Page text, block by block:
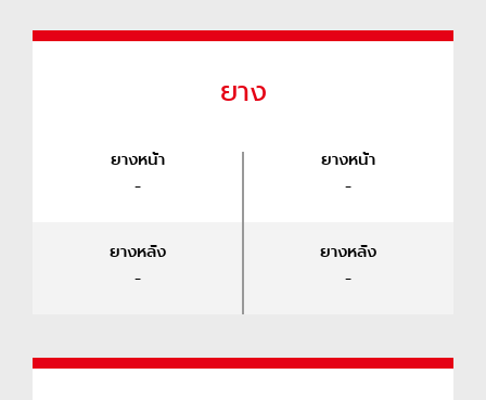
ยาง
ยางหน้า
-
ยางหน้า
-
ยางหลัง
-
ยางหลัง
-